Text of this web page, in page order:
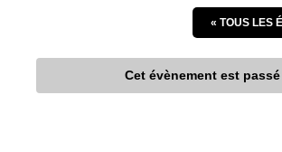
« TOUS LES
Cet évènement est passé